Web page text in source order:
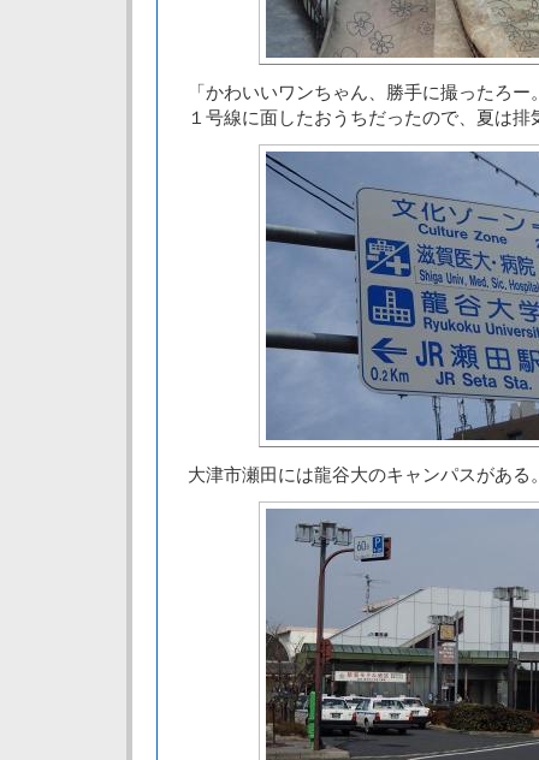
「かわいいワンちゃん、勝手に撮ったろー
１号線に面したおうちだったので、夏は排
大津市瀬田には龍谷大のキャンパスがある